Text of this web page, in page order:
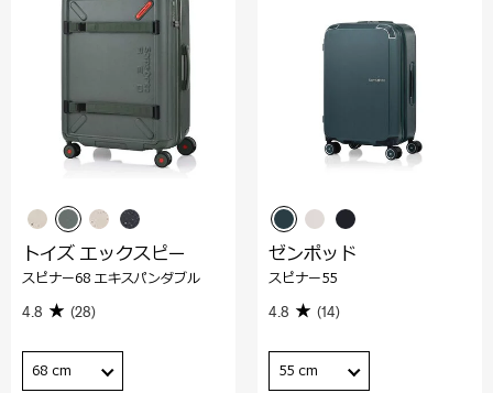
トイズ エックスピー
スピナー68 エキスパンダブル
4.8 (28)
68 cm
ゼンポッド
スピナー55
4.8 (14)
55 cm